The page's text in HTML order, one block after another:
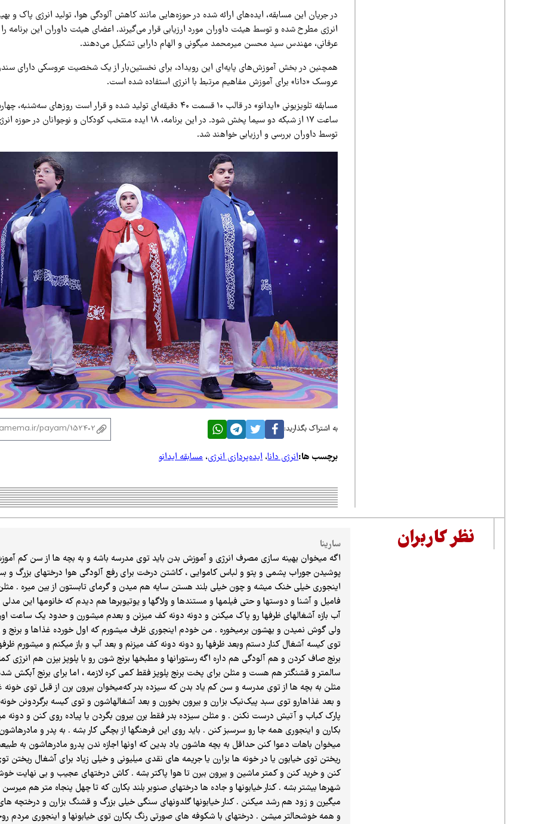
در جریان این مسابقه، ایده‌های ارائه شده در حوزه‌هایی مانند کاهش آلودگی هوا، تولید انرژی پاک و
انرژی مطرح شده و توسط هیئت داوران مورد ارزیابی قرار می‌گیرند. اعضای هیئت داوران این برنامه
عرفانی، مهندس سید محسن میرمحمد میگونی و الهام دارابی تشکیل می‌دهند.
همچنین در بخش آموزش‌های پایه‌ای این رویداد، برای نخستین‌بار از یک شخصیت عروسکی دارای
عروسک «دانا» برای آموزش مفاهیم مرتبط با انرژی استفاده شده است.
مسابقه تلویزیونی «ایدانو» در قالب ۱۰ قسمت ۴۰ دقیقه‌ای تولید شده و قرار است روزهای
ساعت ۱۷ از شبکه دو سیما پخش شود. در این برنامه، ۱۸ ایده منتخب کودکان و
توسط داوران بررسی و ارزیابی خواهند شد.
به اشتراک بگذارید:
برچسب ها:انرژی دانا،ایده‌پردازی انرژی،مسابقه ایدانو
نظر کاربران
سارینا
اگه میخوان بهینه سازی مصرف انرژی و آموزش بدن باید توی مدرسه باشه و به بچه ها از سن کم
پوشیدن جوراب پشمی و پتو و لباس کاموایی ، کاشتن درخت برای رفع آلودگی هوا درختهای بزرگ و
اینجوری خیلی خنک میشه و چون خیلی بلند هستن سایه هم میدن و گرمای تابستون از بین میره .
فامیل و آشنا و دوستها و حتی فیلمها و مستندها و ولاگها و یوتیوبرها هم دیدم که خانومها این
آب بازه آشغالهای ظرفها رو پاک میکنن و دونه دونه کف میزنن و بعدم میشورن و حدود یک ساعت
ولی گوش نمیدن و بهشون برمیخوره . من خودم اینجوری ظرف میشورم که اول خورده غذاها و برنج و
توی کیسه آشغال کنار دستم و‌بعد ظرفها رو دونه دونه کف میزنم و بعد آب و باز میکنم و میشورم
برنج صاف کردن و هم آلودگی هم داره اگه رستورانها و مطبخها برنج شون رو با پلوپز بپزن هم
سالمتر و قشنگتر هم هست و مثلن برای پخت برنج پلوپز فقط کمی کره لازمه ، اما برای برنج
مثلن به بچه ها از توی مدرسه و سن کم یاد بدن که سیزده بدر که‌میخوان بیرون برن از قبل توی
و بعد غذاهارو توی سبد پیک‌نیک بزارن و بیرون بخورن و بعد آشغالهاشون و توی کیسه برگردونن
پارک کباب و آتیش درست نکنن . و مثلن سیزده بدر فقط برن بیرون بگردن یا پیاده روی کنن و دونه
بکارن و اینجوری همه جا رو سرسبز کنن . باید روی این فرهنگها از بچگی کار بشه . به پدر و
میخوان باهات دعوا کنن حداقل به بچه هاشون یاد بدین که اونها اجازه ندن پدرو مادرهاشون به
ریختن توی خیابون یا در خونه ها بزارن یا جریمه های نقدی میلیونی و خیلی زیاد برای آشغال ریختن
کنن و خرید کنن و کمتر ماشین و بیرون ببرن تا هوا پاکتر بشه . کاش درختهای عجیب و بی نهایت
شهرها بیشتر بشه . کنار خیابونها و جاده ها درختهای صنوبر بلند بکارن که تا چهل پنجاه متر هم
میگیرن و زود هم رشد میکنن . کنار خیابونها گلدونهای سنگی خیلی بزرگ و قشنگ بزارن و
و همه خوشحالتر میشن . درختهای با شکوفه های صورتی رنگ بکارن توی خیابونها و اینجوری مردم